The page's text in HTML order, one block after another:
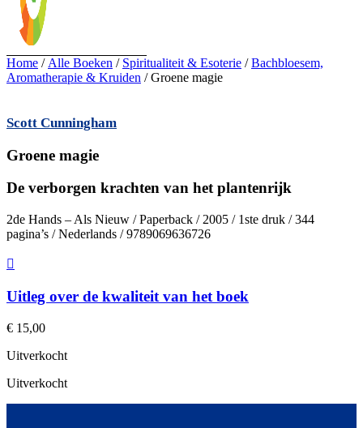
Home / Alle Boeken / Spiritualiteit & Esoterie /Bachbloesem,
Aromatherapie & Kruiden / Groene magie
Scott Cunningham
Groene magie
De verborgen krachten van het plantenrijk
2de Hands – Als Nieuw / Paperback / 2005 / 1ste druk / 344
pagina’s / Nederlands / 9789069636726
Uitleg over de kwaliteit van het boek
€ 15,00
Uitverkocht
Uitverkocht